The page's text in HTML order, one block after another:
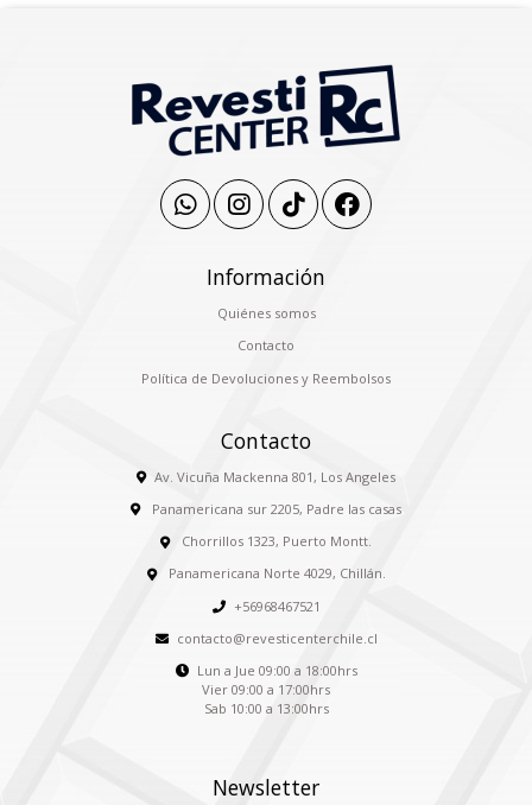
Información
Quiénes somos
Contacto
Política de Devoluciones y Reembolsos
Contacto
Av. Vicuña Mackenna 801, Los Angeles
Panamericana sur 2205, Padre las casas
Chorrillos 1323, Puerto Montt.
Panamericana Norte 4029, Chillán.
+56968467521
contacto@revesticenterchile.cl
Lun a Jue 09:00 a 18:00hrs
Vier 09:00 a 17:00hrs
Sab 10:00 a 13:00hrs
Newsletter